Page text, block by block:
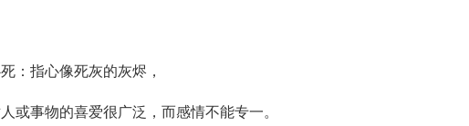
：指心像死灰的灰烬，
事物的喜爱很广泛，而感情不能专一。